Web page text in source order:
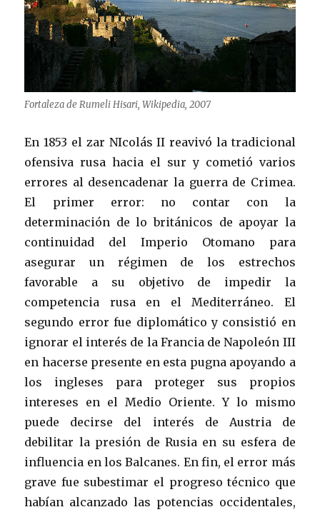
Fortaleza de Rumeli Hisari, Wikipedia, 2007
En 1853 el zar NIcolás II reavivó la tradicional
ofensiva rusa hacia el sur y cometió varios
errores al desencadenar la guerra de Crimea.
El primer error: no contar con la
determinación de lo británicos de apoyar la
continuidad del Imperio Otomano para
asegurar un régimen de los estrechos
favorable a su objetivo de impedir la
competencia rusa en el Mediterráneo. El
segundo error fue diplomático y consistió en
ignorar el interés de la Francia de Napoleón III
en hacerse presente en esta pugna apoyando a
los ingleses para proteger sus propios
intereses en el Medio Oriente. Y lo mismo
puede decirse del interés de Austria de
debilitar la presión de Rusia en su esfera de
influencia en los Balcanes. En fin, el error más
grave fue subestimar el progreso técnico que
habían alcanzado las potencias occidentales,